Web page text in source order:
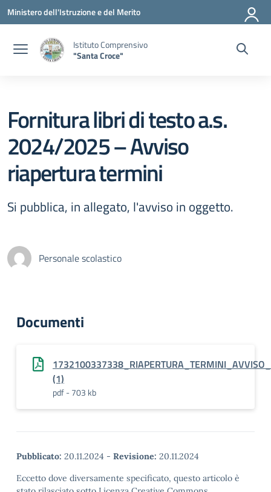
Vai ai contenuti
Vai al menu di navigazione
Vai al footer
Ministero dell'Istruzione e del Merito
Istituto Comprensivo
"Santa Croce"
Fornitura libri di testo a.s.
2024/2025 – Avviso
riapertura termini
Si pubblica, in allegato, l'avviso in oggetto.
Personale scolastico
Documenti
(1)
pdf - 703 kb
Pubblicato: 20.11.2024 - Revisione: 20.11.2024
Eccetto dove diversamente specificato, questo articolo è